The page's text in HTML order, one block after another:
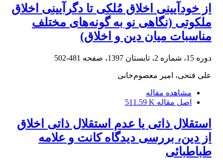
از خودآیینی اخلاق مُلکی تا دگرآیینی اخلاق
ملکوتی (نگاهی نو به گونه‌های مختلف
مناسبات میان دین و اخلاق)
دوره 15، شماره 2، تابستان 1397، صفحه 481-502
علی فتحی، امیر معصوم‌خانی
مشاهده مقاله
اصل مقاله 511.59 K
استقلال ذاتی یا عدم استقلال ذاتی اخلاق
از دین، بررسی دیدگاه کانت و علامه
طباطبائی